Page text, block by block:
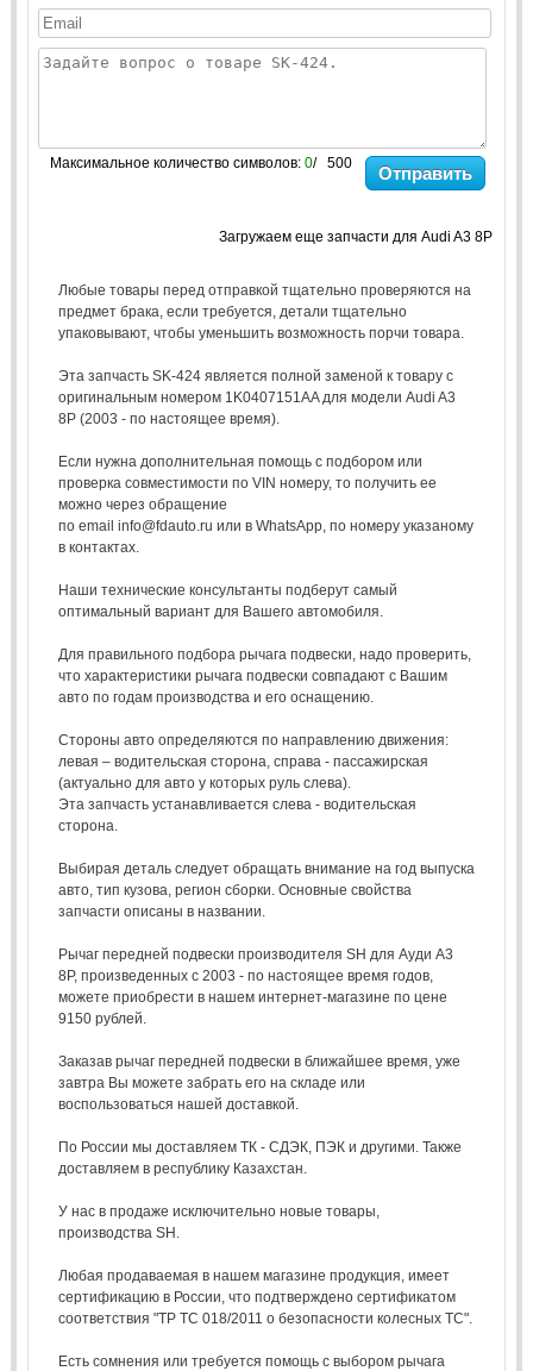
Максимальное количество символов: 0/ 500 Отправить
Загружаем еще запчасти для Audi A3 8P
Любые товары перед отправкой тщательно проверяются на
предмет брака, если требуется, детали тщательно
упаковывают, чтобы уменьшить возможность порчи товара.
Эта запчасть SK-424 является полной заменой к товару с
оригинальным номером 1K0407151AA для модели Audi A3
8P (2003 - по настоящее время).
Если нужна дополнительная помощь с подбором или
проверка совместимости по VIN номеру, то получить ее
можно через обращение
по email info@fdauto.ru или в WhatsApp, по номеру указаному
в контактах.
Наши технические консультанты подберут самый
оптимальный вариант для Вашего автомобиля.
Для правильного подбора рычага подвески, надо проверить,
что характеристики рычага подвески совпадают с Вашим
авто по годам производства и его оснащению.
Стороны авто определяются по направлению движения:
левая – водительская сторона, справа - пассажирская
(актуально для авто у которых руль слева).
Эта запчасть устанавливается слева - водительская
сторона.
Выбирая деталь следует обращать внимание на год выпуска
авто, тип кузова, регион сборки. Основные свойства
запчасти описаны в названии.
Рычаг передней подвески производителя SH для Ауди А3
8Р, произведенных с 2003 - по настоящее время годов,
можете приобрести в нашем интернет-магазине по цене
9150 рублей.
Заказав рычаг передней подвески в ближайшее время, уже
завтра Вы можете забрать его на складе или
воспользоваться нашей доставкой.
По России мы доставляем ТК - СДЭК, ПЭК и другими. Также
доставляем в республику Казахстан.
У нас в продаже исключительно новые товары,
производства SH.
Любая продаваемая в нашем магазине продукция, имеет
сертификацию в России, что подтверждено сертификатом
соответствия "ТР ТС 018/2011 о безопасности колесных ТС".
Есть сомнения или требуется помощь с выбором рычага